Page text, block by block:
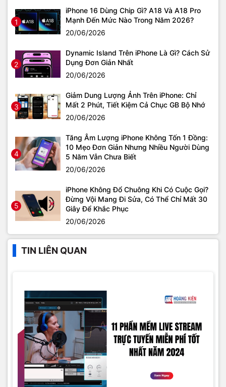
1
iPhone 16 Dùng Chip Gì? A18 Và A18 Pro
Mạnh Đến Mức Nào Trong Năm 2026?
20/06/2026
2
Dynamic Island Trên iPhone Là Gì? Cách Sử
Dụng Đơn Giản Nhất
20/06/2026
3
Giảm Dung Lượng Ảnh Trên iPhone: Chỉ
Mất 2 Phút, Tiết Kiệm Cả Chục GB Bộ Nhớ
20/06/2026
4
Tăng Âm Lượng iPhone Không Tốn 1 Đồng:
10 Mẹo Đơn Giản Nhưng Nhiều Người Dùng
5 Năm Vẫn Chưa Biết
20/06/2026
5
iPhone Không Đổ Chuông Khi Có Cuộc Gọi?
Đừng Vội Mang Đi Sửa, Có Thể Chỉ Mất 30
Giây Để Khắc Phục
20/06/2026
TIN LIÊN QUAN